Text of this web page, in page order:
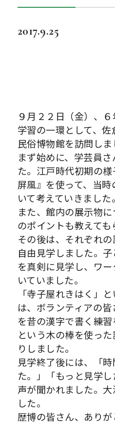
2017.9.25
９月２２日（金）、
学習の一環として、
民俗博物館を訪問しま
まず始めに、学芸員
た。江戸時代初期の
屏風』を使って、当
いて考えていきました。
また、館内の展示物
のポイントも教えても
その後は、それぞれ
自由見学しました。
を真剣に見学し、ワ
いていました。
「寺子屋れきはく」
は、ボランティアの
を昔の漢字で書く練習
という木の棒を使っ
りしました。
見学終了後には、「
た。」「もっと見学
声が聞かれました。
した。
歴博の皆さん、ありが